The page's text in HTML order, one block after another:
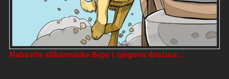
Nabavite slikovnicke Bepo i njegova družina...